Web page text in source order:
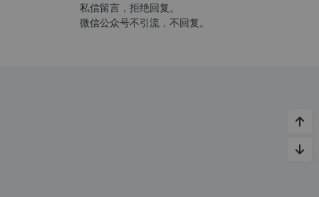
私信留言，拒绝回复。
微信公众号不引流，不回复。